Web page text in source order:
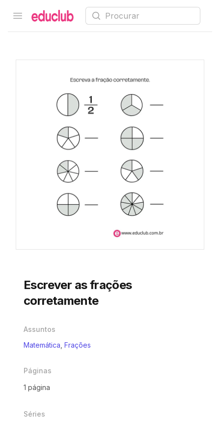
Open menu
Educlub Procurar
Escrever as frações
corretamente
Assuntos
Matemática Frações
Páginas
1 página
Séries